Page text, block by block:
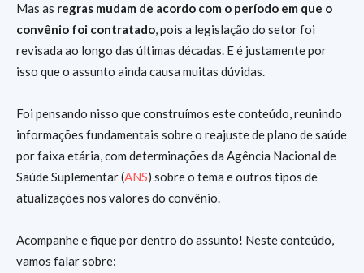
Mas as regras mudam de acordo com o período em que o
convênio foi contratado, pois a legislação do setor foi
revisada ao longo das últimas décadas. E é justamente por
isso que o assunto ainda causa muitas dúvidas.
Foi pensando nisso que construímos este conteúdo, reunindo
informações fundamentais sobre o reajuste de plano de saúde
por faixa etária, com determinações da Agência Nacional de
Saúde Suplementar (ANS) sobre o tema e outros tipos de
atualizações nos valores do convênio.
Acompanhe e fique por dentro do assunto! Neste conteúdo,
vamos falar sobre: